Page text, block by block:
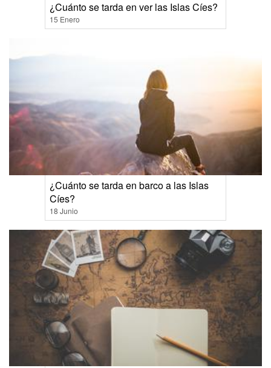
¿Cuánto se tarda en ver las Islas Cíes?
15 Enero
¿Cuánto se tarda en barco a las Islas
Cíes?
18 Junio